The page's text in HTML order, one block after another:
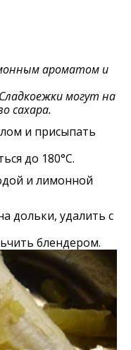
ароматом и
могут на
сахара.
и присыпать
до 180°С.
и лимонной
дольки, удалить с
блендером.